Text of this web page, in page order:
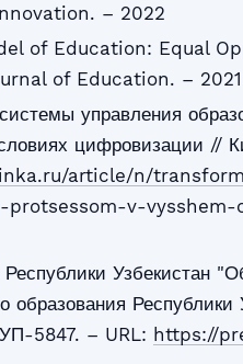
– 2022
of Education: Equal
of Education. – 2021
управления
цифровизации //
article/n/
protsessom-v-
Республики Узбекистан
образования Республики
5847. – URL: https://